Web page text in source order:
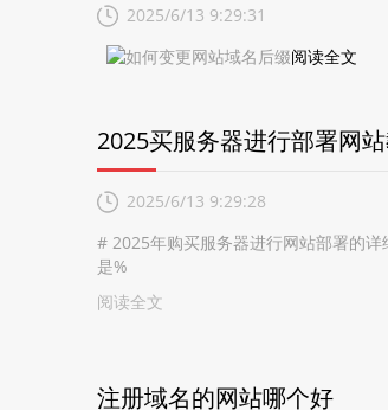
2025/6/13 9:29:31
阅读全文
2025买服务器进行部署网
2025/6/13 9:29:28
# 2025年购买服务器进行网站部署的
是%
阅读全文
注册域名的网站哪个好